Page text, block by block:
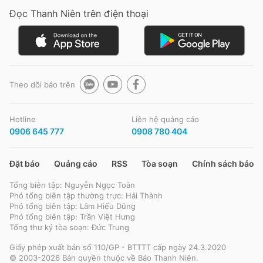
Đọc Thanh Niên trên điện thoại
0906 645 777 0908 780 404
Đặt báo Quảng cáo RSS Tòa soạn
Tổng biên tập: Nguyễn Ngọc Toàn
Phó tổng biên tập thường trực: Hải Thành
Phó tổng biên tập: Lâm Hiếu Dũng
Phó tổng biên tập: Trần Việt Hưng
Tổng thư ký tòa soạn: Đức Trung
Đọc Thanh Niên trên điện thoại
Theo dõi báo trên
Hotline
0906 645 777
Liên hệ quảng cáo
0908 780 404
Đặt báo Quảng cáo RSS Tòa soạn Chính sách bảo
Tổng biên tập: Nguyễn Ngọc Toàn
Phó tổng biên tập thường trực: Hải Thành
Phó tổng biên tập: Lâm Hiếu Dũng
Phó tổng biên tập: Trần Việt Hưng
Tổng thư ký tòa soạn: Đức Trung
Giấy phép xuất bản số 110/GP - BTTTT cấp ngày 24.3.2020
© 2003-2026 Bản quyền thuộc về Báo Thanh Niên.